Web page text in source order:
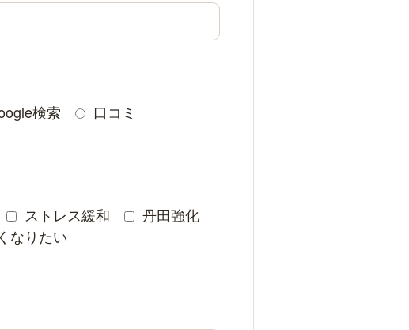
検索
口コミ
ストレス緩和
丹田強化
なりたい